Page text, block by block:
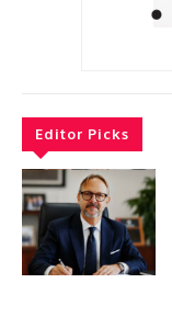
Editor Picks